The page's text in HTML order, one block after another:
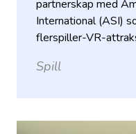
partnerskap med
International (ASI)
flerspiller-VR-
Spill